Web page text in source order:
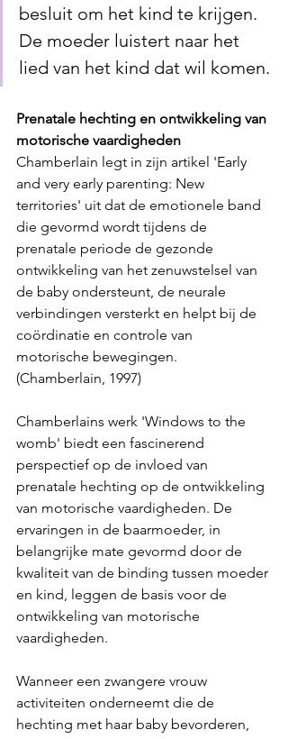
besluit om het kind te krijgen.
De moeder luistert naar het
lied van het kind dat wil komen.
Prenatale hechting en ontwikkeling van
motorische vaardigheden
Chamberlain legt in zijn artikel 'Early
and very early parenting: New
territories' uit dat de emotionele band
die gevormd wordt tijdens de
prenatale periode de gezonde
ontwikkeling van het zenuwstelsel van
de baby ondersteunt, de neurale
verbindingen versterkt en helpt bij de
coördinatie en controle van
motorische bewegingen.
(Chamberlain, 1997)
Chamberlains werk 'Windows to the
womb' biedt een fascinerend
perspectief op de invloed van
prenatale hechting op de ontwikkeling
van motorische vaardigheden. De
ervaringen in de baarmoeder, in
belangrijke mate gevormd door de
kwaliteit van de binding tussen moeder
en kind, leggen de basis voor de
ontwikkeling van motorische
vaardigheden.
Wanneer een zwangere vrouw
activiteiten onderneemt die de
hechting met haar baby bevorderen,